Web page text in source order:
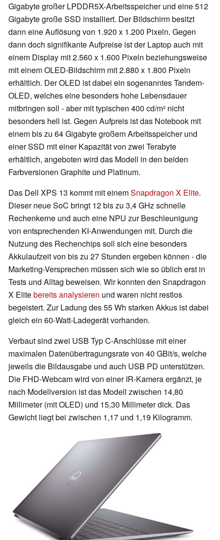
Gigabyte großer LPDDR5X-Arbeitsspeicher und eine 512
Gigabyte große SSD installiert. Der Bildschirm besitzt
dann eine Auflösung von 1.920 x 1.200 Pixeln. Gegen
dann doch signifikante Aufpreise ist der Laptop auch mit
einem Display mit 2.560 x 1.600 Pixeln beziehungsweise
mit einem OLED-Bildschirm mit 2.880 x 1.800 Pixeln
erhältlich. Der OLED ist dabei ein sogenanntes Tandem-
OLED, welches eine besonders hohe Lebensdauer
mitbringen soll - aber mit typischen 400 cd/m² nicht
besonders hell ist. Gegen Aufpreis ist das Notebook mit
einem bis zu 64 Gigabyte großem Arbeitsspeicher und
einer SSD mit einer Kapazität von zwei Terabyte
erhältlich, angeboten wird das Modell in den beiden
Farbversionen Graphite und Platinum.
Das Dell XPS 13 kommt mit einemSnapdragon X Elite.
Dieser neue SoC bringt 12 bis zu 3,4 GHz schnelle
Rechenkerne und auch eine NPU zur Beschleunigung
von entsprechenden KI-Anwendungen mit. Durch die
Nutzung des Rechenchips soll sich eine besonders
Akkulaufzeit von bis zu 27 Stunden ergeben können - die
Marketing-Versprechen müssen sich wie so üblich erst in
Tests und Alltag beweisen. Wir konnten den Snapdragon
X Elitebereits analysieren und waren nicht restlos
begeistert. Zur Ladung des 55 Wh starken Akkus ist dabei
gleich ein 60-Watt-Ladegerät vorhanden.
Verbaut sind zwei USB Typ C-Anschlüsse mit einer
maximalen Datenübertragungsrate von 40 GBit/s, welche
jeweils die Bildausgabe und auch USB PD unterstützen.
Die FHD-Webcam wird von einer IR-Kamera ergänzt, je
nach Modellversion ist das Modell zwischen 14,80
Millimeter (mit OLED) und 15,30 Millimeter dick. Das
Gewicht liegt bei zwischen 1,17 und 1,19 Kilogramm.